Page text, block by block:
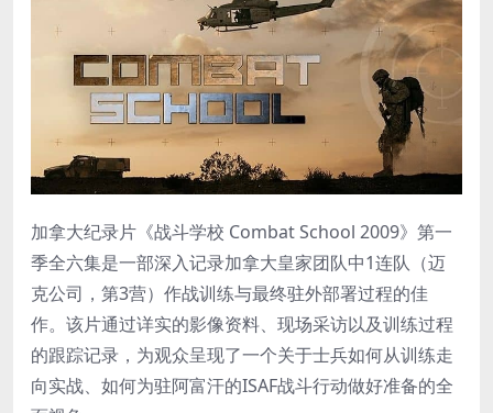
加拿大纪录片《战斗学校 Combat School 2009》第一
季全六集是一部深入记录加拿大皇家团队中1连队（迈
克公司，第3营）作战训练与最终驻外部署过程的佳
作。该片通过详实的影像资料、现场采访以及训练过程
的跟踪记录，为观众呈现了一个关于士兵如何从训练走
向实战、如何为驻阿富汗的ISAF战斗行动做好准备的全